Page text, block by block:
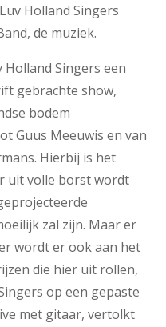
Holland Singers
de muziek.
Singers een
gebrachte show,
bodem
Guus Meeuwis en van
Hierbij is het
uit volle borst wordt
zal zijn. Maar er
wordt er ook aan het
die hier uit rollen,
op een gepaste
met gitaar, vertolkt